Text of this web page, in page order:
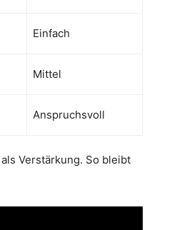
Einfach
Mittel
Anspruchsvoll
Verstärkung. So bleibt